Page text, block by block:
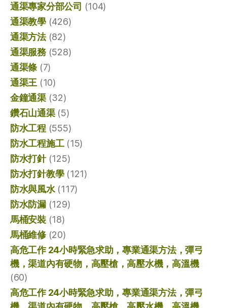
通渠專家分部公司 (104)
通渠教學(426)
通渠方法(82)
通渠服務(528)
通渠條 (7)
通渠王 (10)
金鐘通渠(32)
鑽石山通渠(5)
防水工程(555)
防水工程施工(15)
防水打針(125)
防水打針教學(121)
防水與風水(117)
防水防漏(129)
馬桶安裝(18)
馬桶維修(20)
高危工作 24小時緊急求助，專業通渠方法，彈弓
機，渠道內有硬物，高壓槍，高壓水機，高溫機
(60)
高危工作 24小時緊急求助，專業通渠方法，彈弓